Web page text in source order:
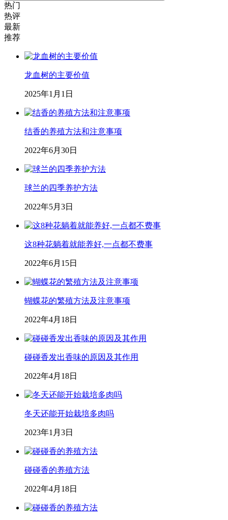
热门
热评
最新
推荐
龙血树的主要价值
2025年1月1日
结香的养殖方法和注意事项
2022年6月30日
球兰的四季养护方法
2022年5月3日
这8种花躺着就能养好,一点都不费事
2022年6月15日
蝴蝶花的繁殖方法及注意事项
2022年4月18日
碰碰香发出香味的原因及其作用
2022年4月18日
冬天还能开始栽培多肉吗
2023年1月3日
碰碰香的养殖方法
2022年4月18日